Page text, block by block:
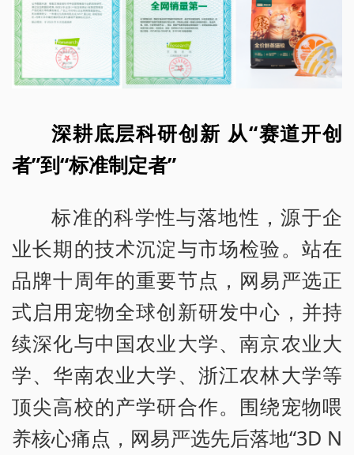
深耕底层科研创新 从“赛道开创
者”到“标准制定者”
标准的科学性与落地性，源于企
业长期的技术沉淀与市场检验。站在
品牌十周年的重要节点，网易严选正
式启用宠物全球创新研发中心，并持
续深化与中国农业大学、南京农业大
学、华南农业大学、浙江农林大学等
顶尖高校的产学研合作。围绕宠物喂
养核心痛点，网易严选先后落地“3D N